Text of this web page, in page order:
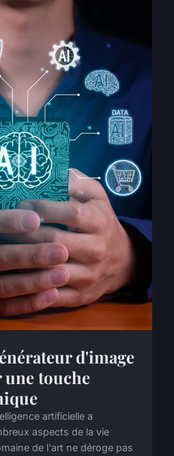
d'image
touche
artificielle a
aspects de la vie
de l'art ne déroge pas